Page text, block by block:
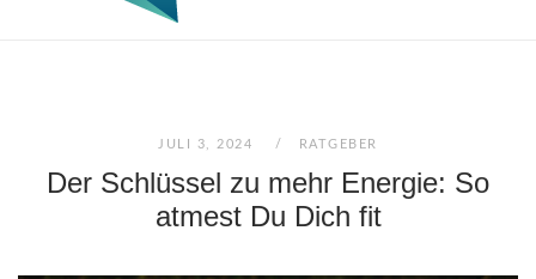
JULI 3, 2024 RATGEBER
Der Schlüssel zu mehr Energie: So
atmest Du Dich fit